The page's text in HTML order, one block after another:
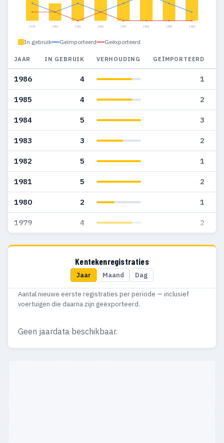
1979 1980 1981 1982 1983 1984 1985 1986
In gebruik Geïmporteerd Geëxporteerd
JAAR IN GEBRUIK VERHOUDING GEÏMPORTEERD
1986 4 1
1985 4 2
1984 5 3
1983 3 2
1982 5 1
1981 5 2
1980 2 1
1979 4 2
Kentekenregistraties
Jaar Maand Dag
Aantal nieuwe eerste registraties per periode — inclusief
voertuigen die daarna zijn geëxporteerd.
Geen jaardata beschikbaar.